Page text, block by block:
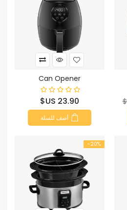
Can Opener
السعر
23.90 US$
أضف للسلة
‎-20%